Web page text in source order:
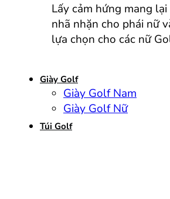
Lấy cảm hứng mang
nhã nhặn cho phái nữ
lựa chọn cho các nữ
Giày Golf
Giày Golf Nam
Giày Golf Nữ
Túi Golf